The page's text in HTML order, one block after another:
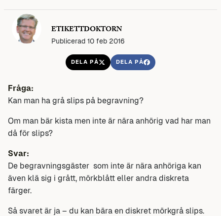
ETIKETTDOKTORN
Publicerad 10 feb 2016
DELA PÅ DELA PÅ
Fråga:
Kan man ha grå slips på begravning?
Om man bär kista men inte är nära anhörig vad har man
då för slips?
Svar:
De begravningsgäster som inte är nära anhöriga kan
även klä sig i grått, mörkblått eller andra diskreta
färger.
Så svaret är ja – du kan bära en diskret mörkgrå slips.